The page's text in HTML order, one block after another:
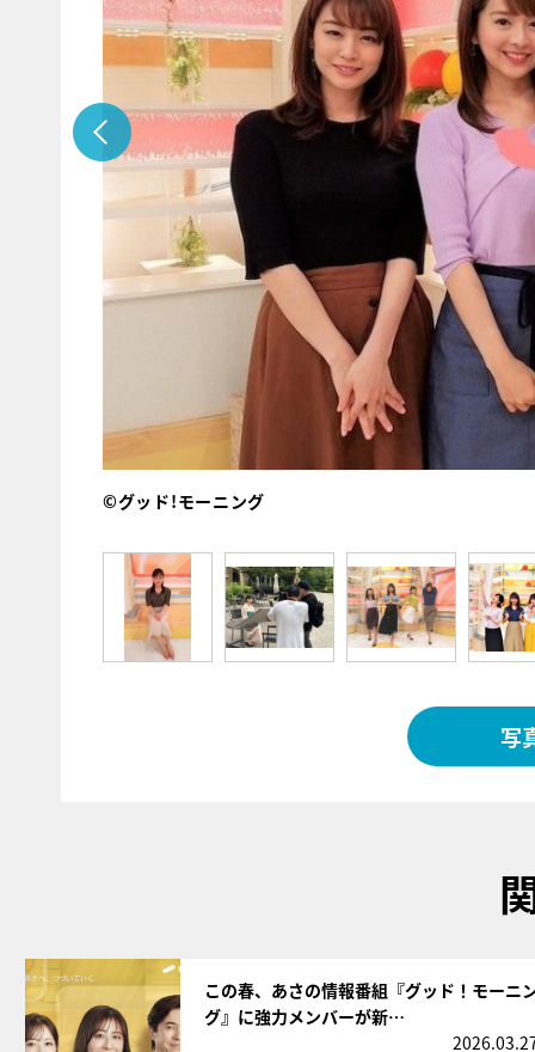
©グッド!モーニング
写
この春、あさの情報番組『グッド！モーニ
グ』に強力メンバーが新…